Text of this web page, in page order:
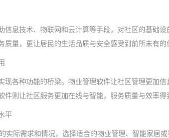
信息技术、物联网和云计算等手段，对社区的基础设
量，更让居民的生活品质与安全感受到前所未有的
现各种功能的桥梁。物业管理软件让社区管理更加
则让社区服务更加在线与智能，服务质量与效率得
平
实际需求和情况，选择适合的物业管理、智能家居或